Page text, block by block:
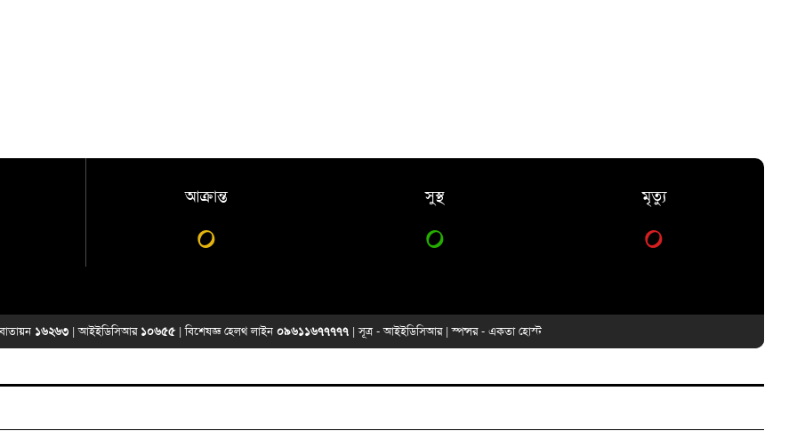
আক্রান্ত
০
সুস্থ
০
মৃত্যু
০
১৬২৬৩| আইইডিসিআর ১০৬৫৫| বিশেষজ্ঞ হেলথ লাইন ০৯৬১১৬৭৭৭৭৭| সূত্র -আইইডিসিআর| স্পন্সর - একতা হোস্ট